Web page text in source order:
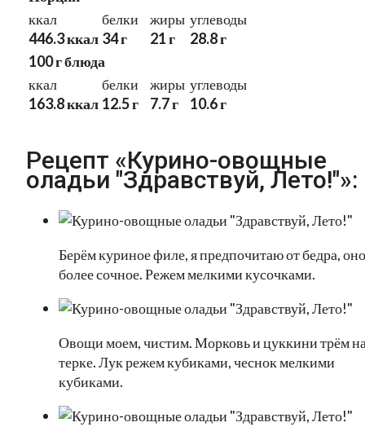
ккал
446.3 ккал
белки
34 г
жиры
21 г
углеводы
28.8 г
100 г блюда
ккал
163.8 ккал
белки
12.5 г
жиры
7.7 г
углеводы
10.6 г
Рецепт «Курино-овощные
оладьи "Здравствуй, Лето!"»:
Берём куриное филе, я предпочитаю от бедра, оно
более сочное. Режем мелкими кусочками.
Овощи моем, чистим. Морковь и цуккини трём
терке. Лук режем кубиками, чеснок мелкими
кубиками.